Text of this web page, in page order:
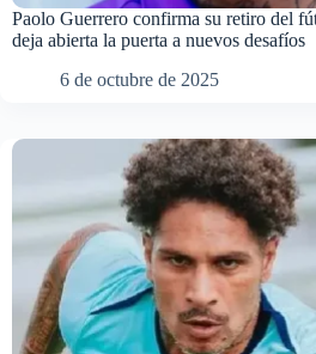
Paolo Guerrero confirma su retiro del
deja abierta la puerta a nuevos desafíos
6 de octubre de 2025